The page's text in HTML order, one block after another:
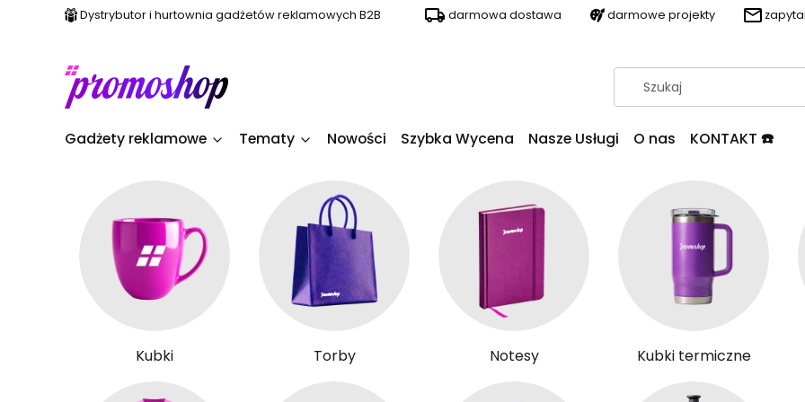
Dystrybutor i hurtownia gadżetów reklamowych B2B darmowa dostawa darmowe projekty
Gadżety reklamowe Tematy Nowości Szybka Wycena Nasze Usługi O nas KONTAKT ☎️
Kubki Torby Notesy Kubki termiczne